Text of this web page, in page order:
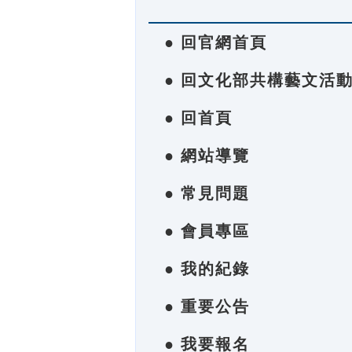
● 回官網首頁
● 回文化部共構藝文活
● 回首頁
● 網站導覽
● 常見問題
● 會員專區
● 我的紀錄
● 重要公告
● 我要報名